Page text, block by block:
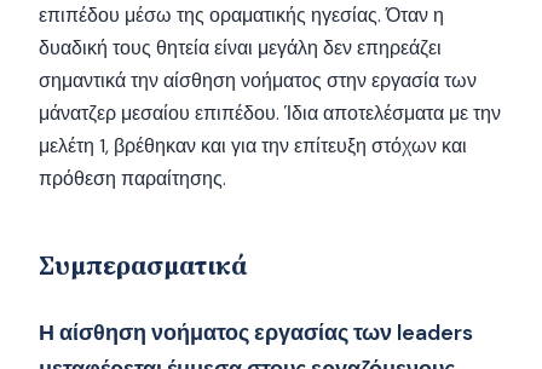
επιπέδου μέσω της οραματικής ηγεσίας. Όταν η
δυαδική τους θητεία είναι μεγάλη δεν επηρεάζει
σημαντικά την αίσθηση νοήματος στην εργασία των
μάνατζερ μεσαίου επιπέδου. Ίδια αποτελέσματα με την
μελέτη 1, βρέθηκαν και για την επίτευξη στόχων και
πρόθεση παραίτησης.
Συμπερασματικά
Η αίσθηση νοήματος εργασίας των leaders